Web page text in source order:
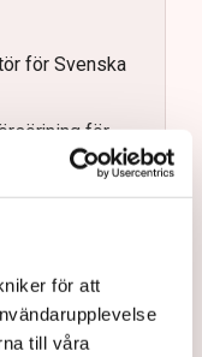
för att
till våra
för Svenska
för
tidig prioritet.
ny ellag 2027.
noggrant.